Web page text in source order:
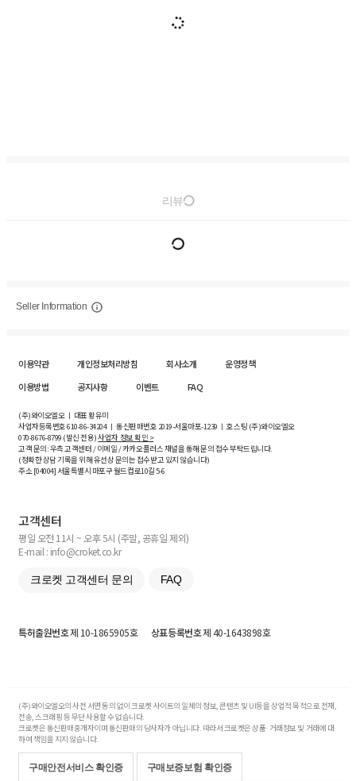
리뷰
Seller Information
이용약관 개인정보처리방침 회사소개
운영정책
이용방법
공지사항 이벤트 FAQ
(주)와이오엘오 ㅣ 대표 황유미
사업자등록번호610-86-34204ㅣ 통신판매번호 2019-서울마포-1239 ㅣ 호스팅 (주)와이오엘오
070-8676-8799 (발신 전용)사업자 정보 확인 >
고객 문의: 우측 고객센터 / 이메일 / 카카오플러스 채널을 통해 문의 접수 부탁드립니다.
(정확한 상담 기록을 위해 유선상 문의는 접수받고 있지 않습니다)
주소 [04004] 서울특별시 마포구 월드컵로10길5-6
고객센터
평일 오전 11시 ~ 오후 5시 (주말, 공휴일 제외)
E-mail : info@croket.co.kr
크로켓 고객센터 문의 FAQ
특허출원번호제 10-1865905호 상표등록번호제 40-1643898호
(주)와이오엘오의 사전 서면 동의 없이 크로켓 사이트의 일체의 정보, 콘텐츠 및 UI등을 상업적 목적으로 전재,
전송, 스크래핑 등 무단 사용할 수 없습니다.
크로켓은 통신판매중개자이며 통신판매의 당사자가 아닙니다. 따라서 크로켓은 상품·거래정보 및 거래에 대
하여 책임을 지지 않습니다.
구매안전서비스 확인증 구매보증보험 확인증